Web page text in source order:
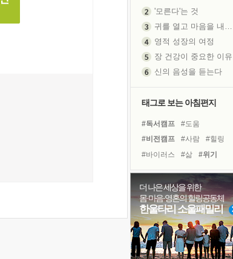
영적 성장의 여정
장 건강이 중요한 이유
신의 음성을 듣는다
졸업식 사진을 보며
극심한 변비, 어깨결림, 수면 장애
아픈 아버지를 위한 공간 설계
슬럼프
보고 싶은 어머니
유년 시절의 부산 영도 바다
태그로 보는 아침편지
#독서캠프
#도움
#비전캠프
#사람
#힐링
#바이러스
#삶
#위기
#극복
#선택
#링컨학교
#희망
#계획
#다짐
#리더
#아이들
#독서
#경험
#유튜브
#친구
#면역력
더 나은 세상을 위한
몸·마음·영혼의 힐링공동체
한울타리 소울패밀리